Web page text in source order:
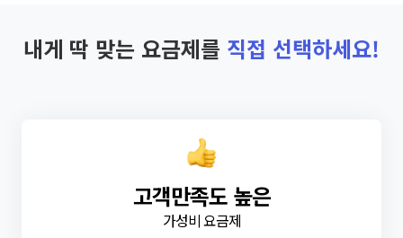
내게 딱 맞는 요금제를 직접 선택하세요!
고객만족도 높은
가성비 요금제